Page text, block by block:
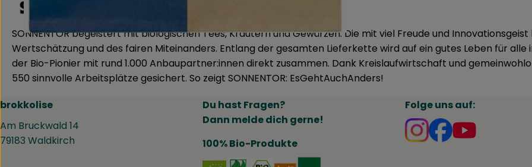
SONNENTOR begeistert mit biologischen Tees, Kräutern und Gewürzen. Die mit viel Freude und
Wertschätzung und des fairen Miteinanders. Entlang der gesamten Lieferkette wird auf ein gutes Leben für
der Bio-Pionier mit rund 1.000 Anbaupartner:innen direkt zusammen. Dank Kreislaufwirtschaft und
550 sinnvolle Arbeitsplätze gesichert. So zeigt SONNENTOR: EsGehtAuchAnders!
brokkolise
Am Bruckwald 14
79183 Waldkirch
Du hast Fragen?
Dann melde dich gerne!
100% Bio-Produkte
Externer Link zu https://www.naturland.de/de/
Externer Link zu https://www.bmel.de/DE/themen/
Folge uns auf:
Externer Link zu
Externer Link